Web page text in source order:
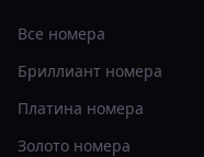
Все номера
Бриллиант номера
Платина номера
Золото номера